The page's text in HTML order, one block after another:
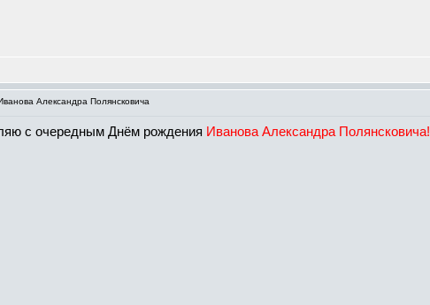
Александра Полянсковича
с очередным Днём рождения Иванова Александра Полянсковича!